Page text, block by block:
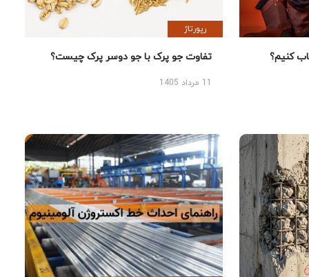
کنیم؟
رپورتاژ
تفاوت جو پرک با جو دوسر پرک چیست؟